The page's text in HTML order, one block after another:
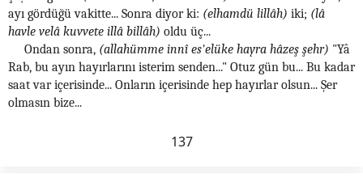
ayı gördüğü vakitte... Sonra diyor ki: (elhamdü lillâh) iki; (lâ
havle velâ kuvvete illâ billâh) oldu üç...
Ondan sonra, (allahümme innî es'elüke hayra hâzeş şehr) "Yâ
Rab, bu ayın hayırlarını isterim senden..." Otuz gün bu... Bu kadar
saat var içerisinde... Onların içerisinde hep hayırlar olsun... Şer
olmasın bize...
137